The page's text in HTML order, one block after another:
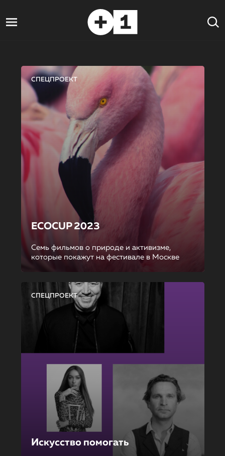
СПЕЦПРОЕКТ
ECOCUP 2023
Семь фильмов о природе и активизме,
которые покажут на фестивале в Москве
СПЕЦПРОЕКТ
Искусство помогать